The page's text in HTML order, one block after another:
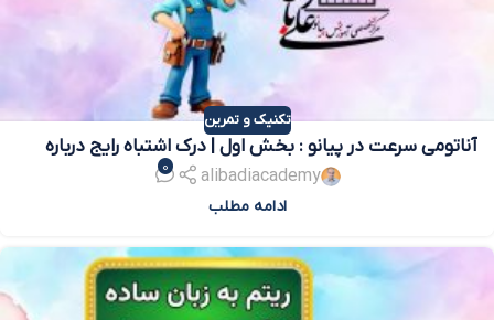
تکنیک و تمرین
آناتومی سرعت در پیانو : بخش اول | درک اشتباه رایج درباره
alibadiacademy
0
ادامه مطلب